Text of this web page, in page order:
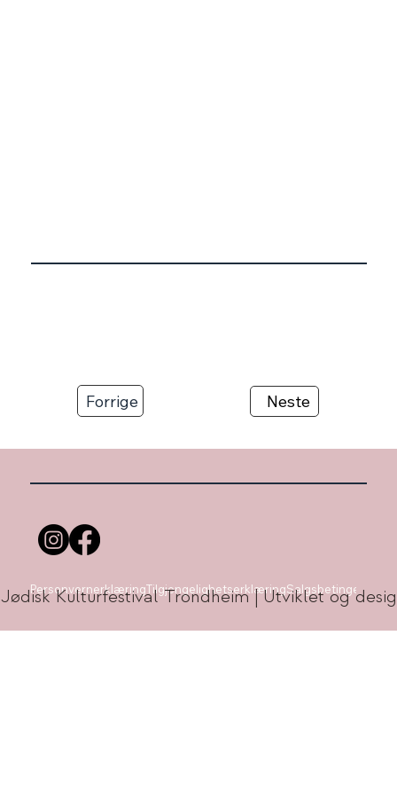
Forrige Neste
PersonvernerklæringTilgjengelighetserklæringSalgsbetingelser
Kulturfestival Trondheim | Utviklet og